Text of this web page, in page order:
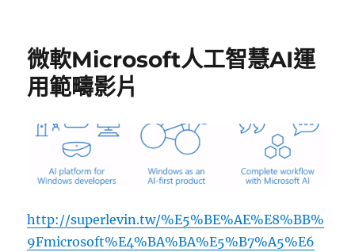
微軟Microsoft人工智慧AI運
用範疇影片
http://superlevin.tw/%E5%BE%AE%E8%BB%
9Fmicrosoft%E4%BA%BA%E5%B7%A5%E6